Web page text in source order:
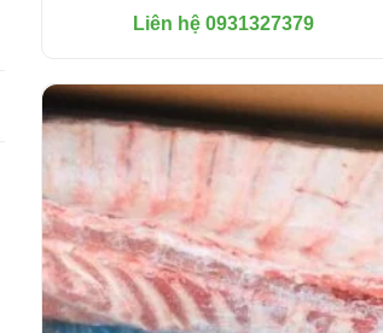
Liên hệ 0931327379